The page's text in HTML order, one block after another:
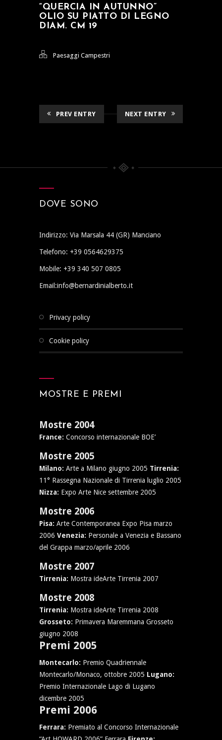
“QUERCIA IN AUTUNNO”
OLIO SU PIATTO DI LEGNO
DIAM. CM 19
Paesaggi Campestri
PREV ENTRY NEXT ENTRY
DOVE SONO
Indirizzo: Via Marsala 44 (GR) Manciano
Telefono: +39 0564629375
Mobile: +39 340 507 0805
Email:info@bernardinialberto.it
privacy policy
cookie policy
MOSTRE E PREMI
Mostre 2004
France: Concorso internazionale BOE’
Mostre 2005
Milano: Arte a Milano giugno 2005 Tirrenia:
11° Rassegna Nazionale di Tirrenia luglio 2005
Nizza: Expo Arte Nice settembre 2005
Mostre 2006
Pisa: Arte Contemporanea Expo Pisa marzo
2006 Venezia: Personale a Venezia e Bassano
del Grappa marzo/aprile 2006
Mostre 2007
Tirrenia: Mostra ideArte Tirrenia 2007
Mostre 2008
Tirrenia: Mostra ideArte Tirrenia 2008
Grosseto: Primavera Maremmana Grosseto
giugno 2008
Premi 2005
Montecarlo: Premio Quadriennale
Montecarlo/Monaco, ottobre 2005 Lugano:
Premio Internazionale Lago di Lugano
dicembre 2005
Premi 2006
Ferrara: Premiato al Concorso Internazionale